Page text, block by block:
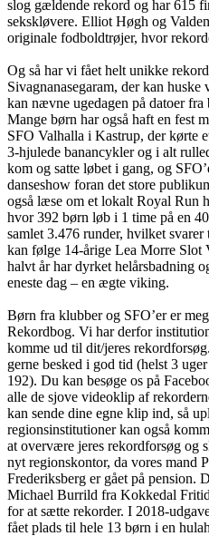
slog gældende rekord og har 615
sekskløvere. Elliot Høgh og
originale fodboldtrøjer, hvor
Og så har vi fået helt unikke
Sivagnanasegaram, der kan
kan nævne ugedagen på datoer
Mange børn har også haft en fest
SFO Valhalla i Kastrup, der kørte
3-hjulede banancykler og i alt
kom og satte løbet i gang, og
danseshow foran det store
også læse om et lokalt Royal Run
hvor 392 børn løb i 1 time på en
samlet 3.476 runder, hvilket
kan følge 14-årige Lea Morre Slot
halvt år har dyrket helårsbadning
eneste dag – en ægte viking.
Børn fra klubber og SFO’er er
Rekordbog. Vi har derfor
komme ud til dit/jeres
gerne besked i god tid (helst 3
192). Du kan besøge os på
alle de sjove videoklip af
kan sende dine egne klip ind, så
regionsinstitutioner kan også
at overvære jeres rekordforsøg og
nyt regionskontor, da vores mand
Frederiksberg er gået på pension.
Michael Burrild fra Kokkedal
for at sætte rekorder. I 2018-
fået plads til hele 13 børn i en